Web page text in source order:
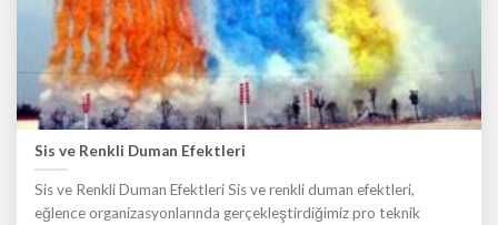
Sis ve Renkli Duman Efektleri
Sis ve Renkli Duman Efektleri Sis ve renkli duman efektleri,
eğlence organizasyonlarında gerçekleştirdiğimiz pro teknik